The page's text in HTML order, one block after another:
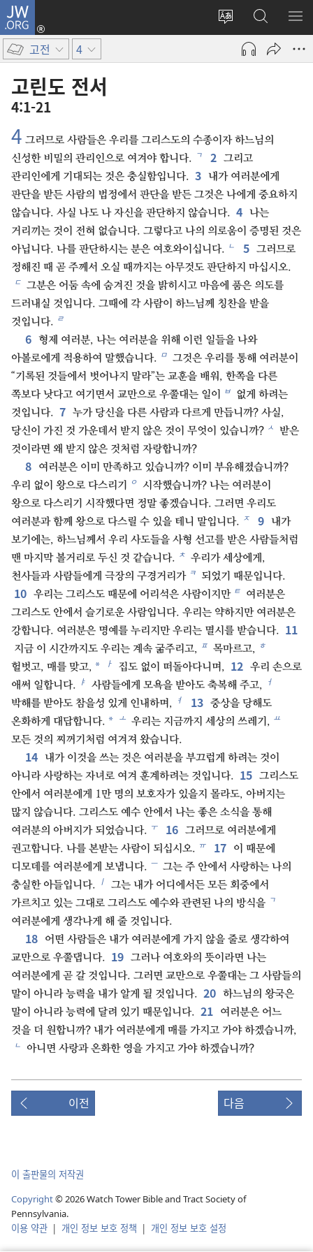
JW.ORG
사이트
언어
변경
로그인
(새로운
열기)
JW.ORG
검색
메
고전 4
고린도 전서
4:1-21
4 그러므로 사람들은 우리를 그리스도의 수종이자 하느님의
신성한 비밀의 관리인으로 여겨야 합니다. ㄱ 2 그리고
관리인에게 기대되는 것은 충실함입니다. 3
내가 여러분에게
판단을 받든 사람의 법정에서 판단을 받든 그것은 나에게 중요하지
않습니다. 사실 나도 나 자신을 판단하지 않습니다. 4 나는
거리끼는 것이 전혀 없습니다. 그렇다고 나의 의로움이 증명된 것은
아닙니다. 나를 판단하시는 분은 여호와이십니다. ㄴ 5 그러므로
정해진 때 곧 주께서 오실 때까지는 아무것도 판단하지 마십시오.
ㄷ 그분은 어둠 속에 숨겨진 것을 밝히시고 마음에 품은 의도를
드러내실 것입니다. 그때에 각 사람이 하느님께 칭찬을 받을
것입니다. ㄹ
6 형제 여러분, 나는 여러분을 위해 이런 일들을 나와
아볼로에게 적용하여 말했습니다. ㅁ 그것은 우리를 통해 여러분이
“기록된 것들에서 벗어나지 말라”는 교훈을 배워, 한쪽을 다른
쪽보다 낫다고 여기면서 교만으로 우쭐대는 일이
ㅂ 없게 하려는
것입니다. 7 누가 당신을 다른 사람과 다르게 만듭니까? 사실,
당신이 가진 것 가운데서 받지 않은 것이 무엇이 있습니까? ㅅ 받은
것이라면 왜 받지 않은 것처럼 자랑합니까?
8
여러분은 이미 만족하고 있습니까? 이미 부유해졌습니까?
우리 없이 왕으로 다스리기
ㅇ 시작했습니까? 나는 여러분이
왕으로 다스리기 시작했다면 정말 좋겠습니다. 그러면 우리도
여러분과 함께 왕으로 다스릴 수 있을 테니 말입니다. ㅈ 9
내가
보기에는, 하느님께서 우리 사도들을 사형 선고를 받은 사람들처럼
맨 마지막 볼거리로 두신 것 같습니다. ㅊ 우리가 세상에게,
천사들과 사람들에게 극장의 구경거리가 ㅋ 되었기 때문입니다.
10 우리는 그리스도 때문에 어리석은 사람이지만 ㅌ 여러분은
그리스도 안에서 슬기로운 사람입니다. 우리는 약하지만 여러분은
강합니다. 여러분은 명예를 누리지만 우리는 멸시를 받습니다. 11
지금 이 시간까지도 우리는 계속 굶주리고, ㅍ 목마르고, ㅎ
헐벗고, 매를 맞고, * ㅏ 집도 없이 떠돌아다니며, 12 우리 손으로
애써 일합니다. ㅑ 사람들에게 모욕을 받아도 축복해 주고, ㅓ
박해를 받아도 참을성 있게 인내하며, ㅕ 13 중상을 당해도
온화하게 대답합니다. * ㅗ 우리는 지금까지 세상의 쓰레기, ㅛ
모든 것의 찌꺼기처럼 여겨져 왔습니다.
14
내가 이것을 쓰는 것은 여러분을 부끄럽게 하려는 것이
아니라 사랑하는 자녀로 여겨 훈계하려는 것입니다. 15 그리스도
안에서 여러분에게 1만 명의 보호자가 있을지 몰라도, 아버지는
많지 않습니다. 그리스도 예수 안에서 나는 좋은 소식을 통해
여러분의 아버지가 되었습니다. ㅜ 16 그러므로 여러분에게
권고합니다. 나를 본받는 사람이 되십시오. ㅠ 17
이 때문에
디모데를 여러분에게 보냅니다. ㅡ 그는 주 안에서 사랑하는 나의
충실한 아들입니다. ㅣ
그는 내가 어디에서든 모든 회중에서
가르치고 있는 그대로 그리스도 예수와 관련된 나의 방식을 ㄱ
여러분에게 생각나게 해 줄 것입니다.
18
어떤 사람들은 내가 여러분에게 가지 않을 줄로 생각하여
교만으로 우쭐댑니다. 19 그러나 여호와의 뜻이라면 나는
여러분에게 곧 갈 것입니다. 그러면 교만으로 우쭐대는 그 사람들의
말이 아니라 능력을 내가 알게 될 것입니다. 20 하느님의 왕국은
말이 아니라 능력에 달려 있기 때문입니다. 21
여러분은 어느
것을 더 원합니까? 내가 여러분에게 매를 가지고 가야 하겠습니까,
ㄴ 아니면 사랑과 온화한 영을 가지고 가야 하겠습니까?
이전 다음
이 출판물의 저작권
Copyright© 2026Watch Tower Bible and Tract Society of
Pennsylvania.
이용 약관 | 개인 정보 보호 정책 | 개인 정보 보호 설정